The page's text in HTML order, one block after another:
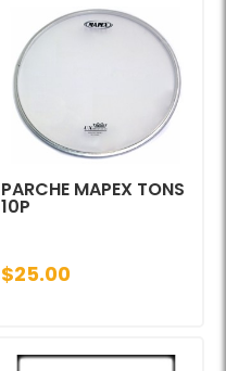
PARCHE MAPEX TONS
10P
$25.00